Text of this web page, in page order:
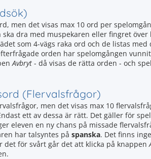
men det visas max 10 ord per
dra med muspekaren eller fingret
som 4-vägs raka ord och de listas
orden har spelomgången
Avbryt - då visas de rätta orden - och
(Flervalsfrågor)
men det visas max 10
ett av dessa är rätt. Det gäller för
eleven en ny chans på missade
har talsyntes på spanska. Det finns
det för svårt går det att klicka på knappen